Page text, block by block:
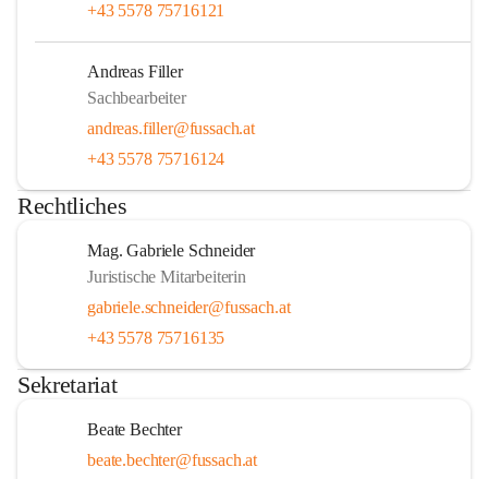
+43 5578 75716121
Andreas Filler
Sachbearbeiter
andreas.filler@fussach.at
+43 5578 75716124
Rechtliches
Mag. Gabriele Schneider
Juristische Mitarbeiterin
gabriele.schneider@fussach.at
+43 5578 75716135
Sekretariat
Beate Bechter
beate.bechter@fussach.at